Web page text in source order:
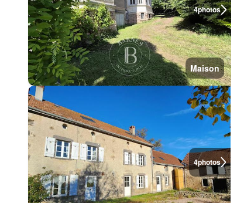
4photos
Maison
4photos